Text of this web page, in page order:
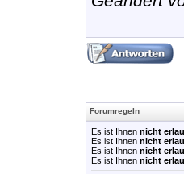
Forumregeln
Es ist Ihnen nicht
Es ist Ihnen nicht
Es ist Ihnen nicht
Es ist Ihnen nicht